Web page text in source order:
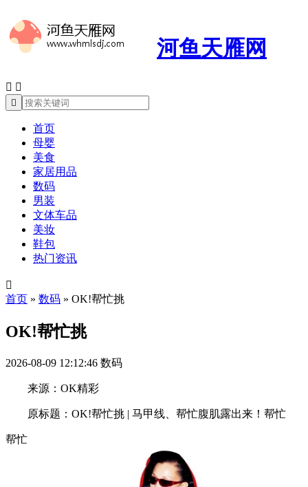
河鱼天雁网
 

首页
母婴
美食
家居用品
数码
男装
文体车品
美妆
鞋包
热门资讯

首页 » 数码 » OK!帮忙挑
OK!帮忙挑
2026-08-09 12:12:46 数码
来源：OK精彩
原标题：OK!帮忙挑 | 马甲线、帮忙腹肌露出来！帮忙
帮忙